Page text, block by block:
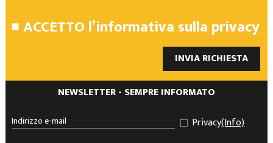
ACCETTO l’informativa sulla privacy
INVIA RICHIESTA
NEWSLETTER - SEMPRE INFORMATO
Privacy(Info)